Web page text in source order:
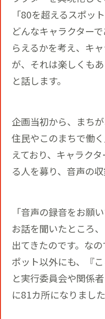
「80を超えるスポッ
どんなキャラクター
らえるかを考え、キ
が、それは楽しくも
と話します。
企画当初から、まち
住民やこのまちで働
えており、キャラク
る人を募り、音声の収
「音声の録音をお願
お話を聞いたところ
出てきたのです。な
ポット以外にも、『
と実行委員会や関係
に81カ所になりまし